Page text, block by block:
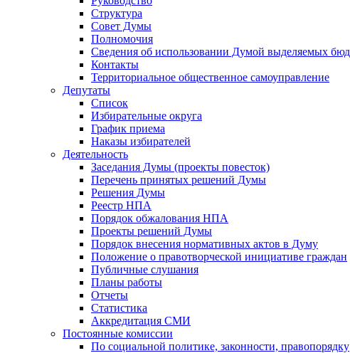
Структура
Совет Думы
Полномочия
Сведения об использовании Думой выделяемых
Контакты
Территориальное общественное самоуправление
Депутаты
Список
Избирательные округа
График приема
Наказы избирателей
Деятельность
Заседания Думы (проекты повесток)
Перечень принятых решений Думы
Решения Думы
Реестр НПА
Порядок обжалования НПА
Проекты решений Думы
Порядок внесения нормативных актов в Думу
Положение о правотворческой инициативе граждан
Публичные слушания
Планы работы
Отчеты
Статистика
Аккредитация СМИ
Постоянные комиссии
По социальной политике, законности, правопорядку